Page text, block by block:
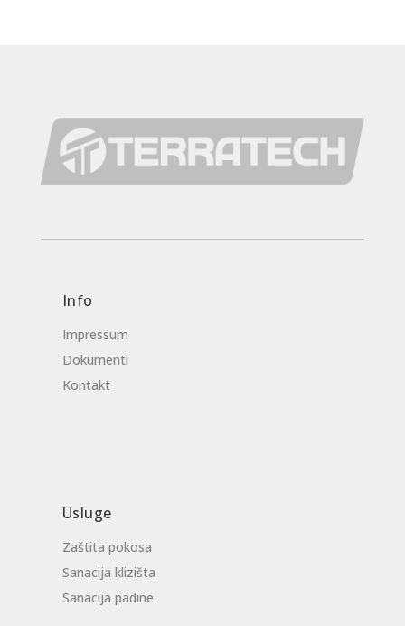
Info
Impressum
Dokumenti
Kontakt
Usluge
Zaštita pokosa
Sanacija klizišta
Sanacija padine